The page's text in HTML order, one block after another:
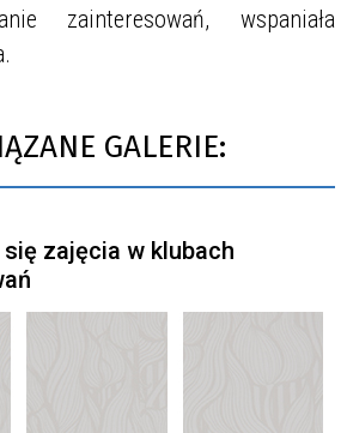
zainteresowań, wspaniała
GALERIE:
się zajęcia w klubach